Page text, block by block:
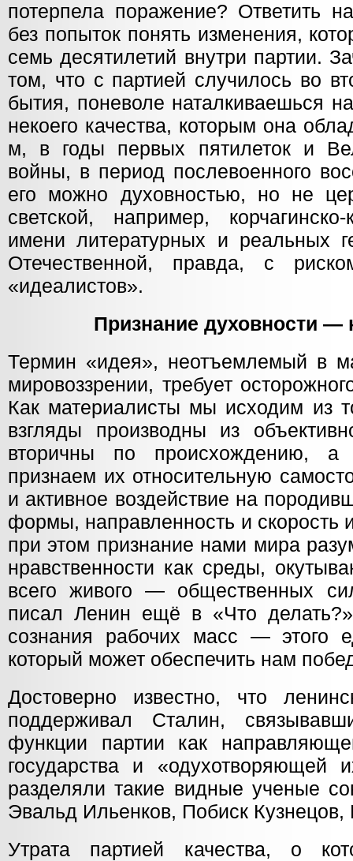
потерпела поражение? Ответить
без попыток понять изменения,
семь десятилетий внутри партии.
том, что с партией случилось во
бытия, поневоле наталкиваешься
некоего качества, которым она
м, в годы первых пятилеток и
войны, в период послевоенного
его можно духовностью, но не
светской, например,
имени литературных и реальных
Отечественной, правда, с
«идеалистов».
Признание духовности —
Термин «идея», неотъемлемый в
мировоззрении, требует
Как материалисты мы исходим из
взгляды производны из
вторичны по происхождению, а
признаем их относительную
и активное воздействие на
формы, направленность и скорость
при этом признание нами мира
нравственности как среды,
всего живого — общественных
писал Ленин ещё в «Что делать?»,
сознания рабочих масс — этого
который может обеспечить нам
Достоверно известно, что
поддерживал Сталин,
функции партии как
государства и «одухотворяющей
разделяли такие видные ученые
Эвальд Ильенков, Побиск
Утрата партией качества, о